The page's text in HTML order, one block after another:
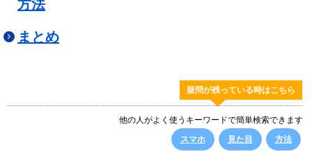
方法
まとめ
疑問が残っている時はこちら
他の人がよく使うキーワードで簡単検索できます
スマホ
見た目 方法